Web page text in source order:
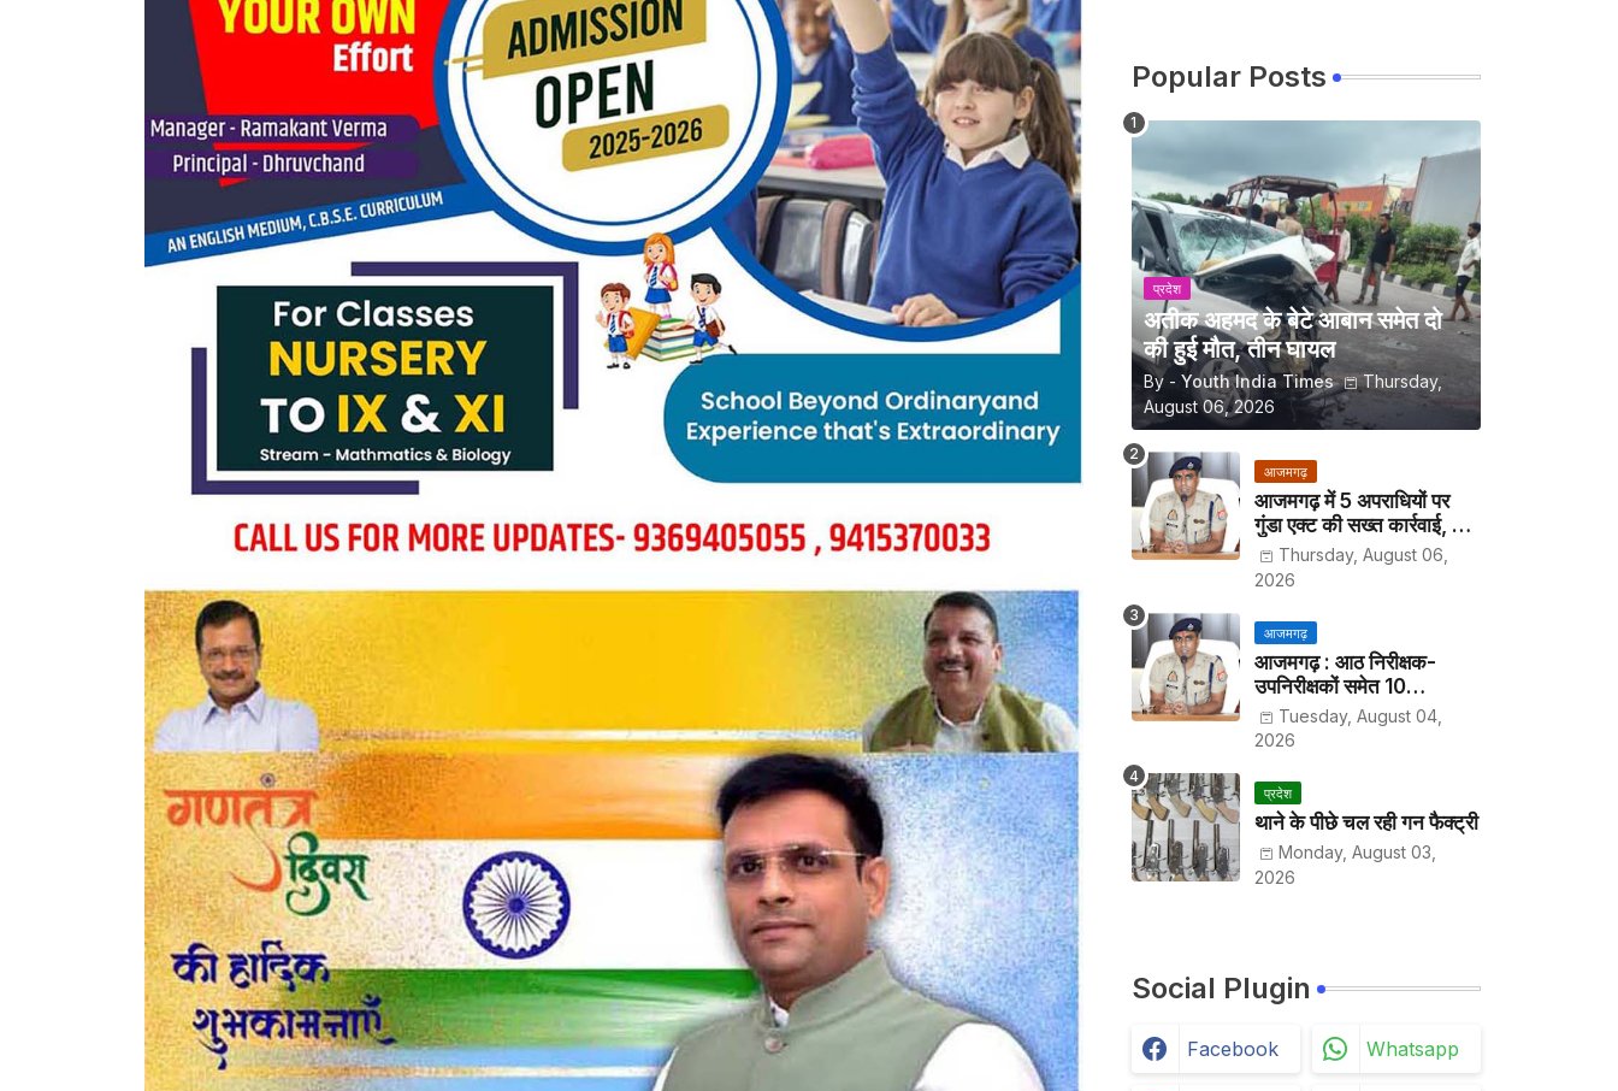
Popular Posts
प्रदेश
अतीक अहमद के बेटे आबान समेत दो
की हुई मौत, तीन घायल
By - Youth India Times
Thursday,
August 06, 2026
आजमगढ़
आजमगढ़ में 5 अपराधियों पर
गुंडा एक्ट की सख्त कार्रवाई, अब
हर पखवाड़े थाने में लगानी होगी
हाजिरी
Thursday, August 06,
2026
आजमगढ़
आजमगढ़ : आठ निरीक्षक-
उपनिरीक्षकों समेत 10
अधिकारियों के तबादले
Tuesday, August 04,
2026
प्रदेश
थाने के पीछे चल रही गन फैक्ट्री
Monday, August 03,
2026
Social Plugin
Facebook Whatsapp